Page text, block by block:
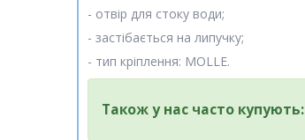
- отвір для стоку води;
- застібається на липучку;
- тип кріплення: MOLLE.
Також у нас часто купують: